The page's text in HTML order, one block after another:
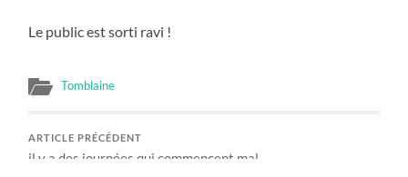
Le public est sorti ravi !
Tomblaine
ARTICLE PRÉCÉDENT
il y a des journées qui commencent mal…